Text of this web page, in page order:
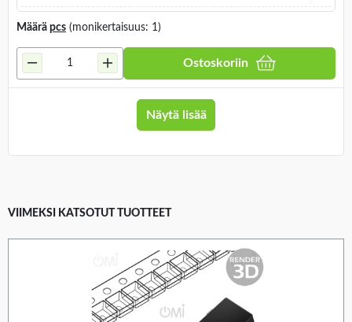
Määrä pcs (monikertaisuus: 1)
Ostoskoriin
Näytä lisää
VIIMEKSI KATSOTUT TUOTTEET